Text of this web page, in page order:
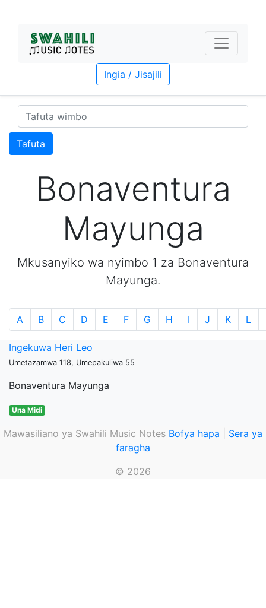
Ingia / Jisajili
Tafuta
Bonaventura
Mayunga
Mkusanyiko wa nyimbo 1 za Bonaventura
Mayunga.
A B C D E F G H I J K L
Ingekuwa Heri Leo
Umetazamwa 118, Umepakuliwa 55
Bonaventura Mayunga
Una Midi
Mawasiliano ya Swahili Music Notes Bofya hapa
Sera ya
faragha
© 2026